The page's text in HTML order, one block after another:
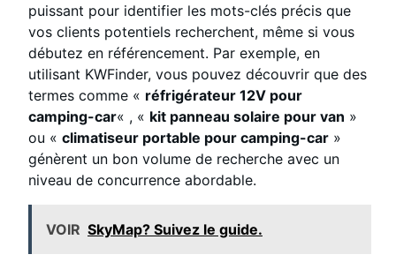
puissant pour identifier les mots-clés précis que
vos clients potentiels recherchent, même si vous
débutez en référencement. Par exemple, en
utilisant KWFinder, vous pouvez découvrir que des
termes comme « réfrigérateur 12V pour
camping-car« , « kit panneau solaire pour van »
ou « climatiseur portable pour camping-car »
génèrent un bon volume de recherche avec un
niveau de concurrence abordable.
VOIR SkyMap? Suivez le guide.